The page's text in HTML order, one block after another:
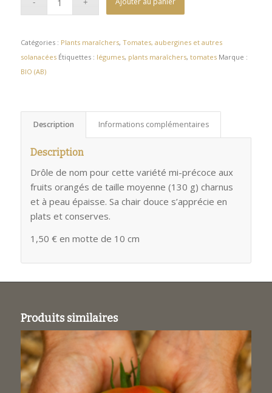
Catégories : Plants maraîchers, Tomates, aubergines et autres
solanacées Étiquettes : légumes, plants maraîchers, tomates Marque :
BIO (AB)
Description Informations complémentaires
Description
Drôle de nom pour cette variété mi-précoce aux
fruits orangés de taille moyenne (130 g) charnus
et à peau épaisse. Sa chair douce s’apprécie en
plats et conserves.
1,50 € en motte de 10 cm
Produits similaires